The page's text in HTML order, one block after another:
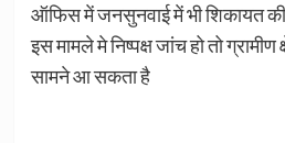
ऑफिस में जनसुनवाई में भी शिकायत की
इस मामले मे निष्पक्ष जांच हो तो
सामने आ सकता है